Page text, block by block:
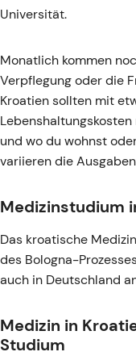
Universität.
Monatlich kommen
Verpflegung oder die
Kroatien sollten mit
und wo du wohnst
variieren die
Medizinstudium
Das kroatische
des Bologna-
auch in Deutschland
Medizin in
Studium